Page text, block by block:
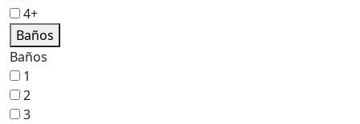
4+
Baños
Baños
1
2
3